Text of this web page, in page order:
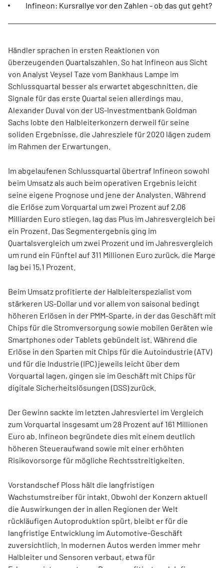
Infineon: Kursrallye vor den Zahlen - ob das gut geht?
Händler sprachen in ersten Reaktionen von
überzeugenden Quartalszahlen. So hat Infineon aus Sicht
von Analyst Veysel Taze vom Bankhaus Lampe im
Schlussquartal besser als erwartet abgeschnitten, die
Signale für das erste Quartal seien allerdings mau.
Alexander Duval von der US-Investmentbank Goldman
Sachs lobte den Halbleiterkonzern derweil für seine
soliden Ergebnisse, die Jahresziele für 2020 lägen zudem
im Rahmen der Erwartungen.
Im abgelaufenen Schlussquartal übertraf Infineon sowohl
beim Umsatz als auch beim operativen Ergebnis leicht
seine eigene Prognose und jene der Analysten. Während
die Erlöse zum Vorquartal um zwei Prozent auf 2,06
Milliarden Euro stiegen, lag das Plus im Jahresvergleich bei
ein Prozent. Das Segmentergebnis ging im
Quartalsvergleich um zwei Prozent und im Jahresvergleich
um rund ein Fünftel auf 311 Millionen Euro zurück, die Marge
lag bei 15,1 Prozent.
Beim Umsatz profitierte der Halbleiterspezialist vom
stärkeren US-Dollar und vor allem von saisonal bedingt
höheren Erlösen in der PMM-Sparte, in der das Geschäft mit
Chips für die Stromversorgung sowie mobilen Geräten wie
Smartphones oder Tablets gebündelt ist. Während die
Erlöse in den Sparten mit Chips für die Autoindustrie (ATV)
und für die Industrie (IPC) jeweils leicht über dem
Vorquartal lagen, gingen sie im Geschäft mit Chips für
digitale Sicherheitslösungen (DSS) zurück.
Der Gewinn sackte im letzten Jahresviertel im Vergleich
zum Vorquartal insgesamt um 28 Prozent auf 161 Millionen
Euro ab. Infineon begründete dies mit einem deutlich
höheren Steueraufwand sowie mit einer erhöhten
Risikovorsorge für mögliche Rechtsstreitigkeiten.
Vorstandschef Ploss hält die langfristigen
Wachstumstreiber für intakt. Obwohl der Konzern aktuell
die Auswirkungen der in allen Regionen der Welt
rückläufigen Autoproduktion spürt, bleibt er für die
langfristige Entwicklung im Automotive-Geschäft
zuversichtlich. In modernen Autos werden immer mehr
Halbleiter und Sensoren verbaut, etwa für